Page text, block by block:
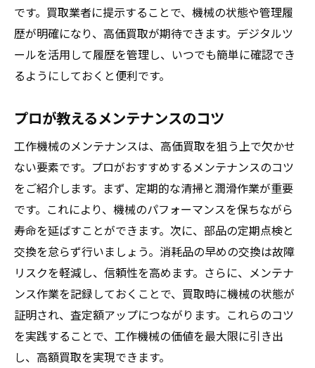
です。買取業者に提示することで、機械の状態や管理履
歴が明確になり、高価買取が期待できます。デジタルツ
ールを活用して履歴を管理し、いつでも簡単に確認でき
るようにしておくと便利です。
プロが教えるメンテナンスのコツ
工作機械のメンテナンスは、高価買取を狙う上で欠かせ
ない要素です。プロがおすすめするメンテナンスのコツ
をご紹介します。まず、定期的な清掃と潤滑作業が重要
です。これにより、機械のパフォーマンスを保ちながら
寿命を延ばすことができます。次に、部品の定期点検と
交換を怠らず行いましょう。消耗品の早めの交換は故障
リスクを軽減し、信頼性を高めます。さらに、メンテナ
ンス作業を記録しておくことで、買取時に機械の状態が
証明され、査定額アップにつながります。これらのコツ
を実践することで、工作機械の価値を最大限に引き出
し、高額買取を実現できます。